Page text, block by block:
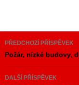
Navigace
pro
příspěvky
PŘEDCHOZÍ PŘÍSPĚVEK
Požár, nízké budovy,
DALŠÍ PŘÍSPĚVEK